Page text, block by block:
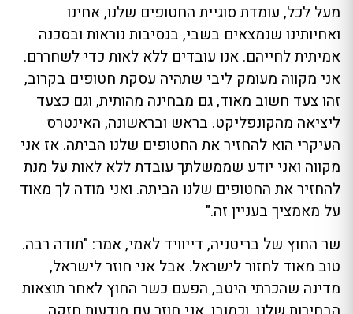
מעל לכל, עומדת סוגיית החטופים שלנו, אחינו
ואחיותינו שנמצאים בשבי, בנסיבות נוראות ובסכנה
אמיתית לחייהם. אנו עובדים ללא לאות כדי לשחררם.
אני מקווה מעומק ליבי שתהיה עסקת חטופים בקרוב,
זהו צעד חשוב מאוד, גם מבחינה מהותית, וגם כצעד
ליציאה מהקונפליקט. בראש ובראשונה, האינטרס
העיקרי הוא להחזיר את החטופים שלנו הביתה. אז אני
מקווה ואני יודע שממשלתך עובדת ללא לאות על מנת
להחזיר את החטופים שלנו הביתה. ואני מודה לך מאוד
על מאמציך בעניין זה."
שר החוץ של בריטניה, דייוויד לאמי, אמר: "תודה רבה.
טוב מאוד לחזור לישראל. אבל אני חוזר לישראל,
מדינה שהכרתי היטב, הפעם כשר החוץ לאחר תוצאות